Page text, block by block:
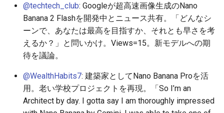
2026-05-26
2026-05-25
2026-05-23
2026-05-22
2025-11-10
2025-11-09
2025-11-07
2025-11-06
2026-05-26
2026-05-25
2026-05-23
2026-05-22
2025-11-10
2025-11-09
2025-11-07
2025-11-06
2025-11-10
2025-11-09
2025-11-08
2025-11-07
2025-11-06
2026-05-22
2026-05-21
2026-05-19
2026-05-18
2025-11-10
2025-11-09
2025-11-07
2025-11-06
2026-05-26
2026-05-25
2026-05-23
2026-05-22
@techtech_club: Googleが超高速画像生成のNano
Banana 2 Flashを開発中とニュース共有。「どんなシ
ーンで、あなたは最高を目指すか、それとも早さを考
えるか？」と問いかけ。Views=15。新モデルへの期
待を議論。
@WealthHabits7: 建築家としてNano Banana Proを活
用。老い学校プロジェクトを再現。「So I’m an
Architect by day. I gotta say I am thoroughly impressed